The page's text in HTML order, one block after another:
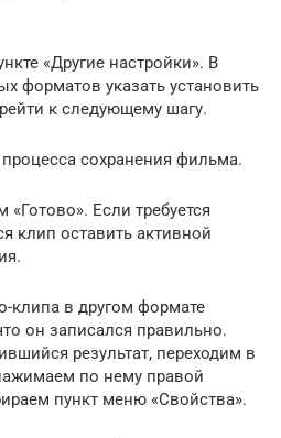
«Другие настройки». В
форматов указать установить
к следующему шагу.
сохранения фильма.
Если требуется
клип оставить активной
клипа в другом формате
он записался правильно.
результат, переходим в
по нему правой
пункт меню «Свойства».